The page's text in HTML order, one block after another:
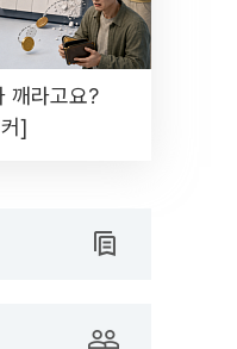
깨라고요?
]